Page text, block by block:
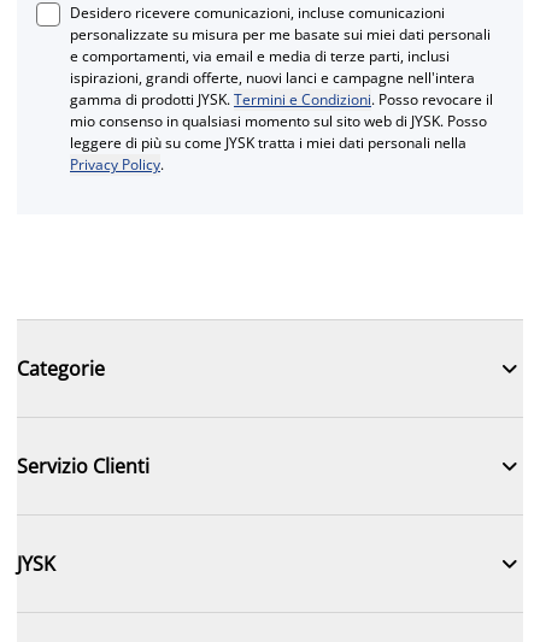
Desidero ricevere comunicazioni, incluse comunicazioni
personalizzate su misura per me basate sui miei dati personali
e comportamenti, via email e media di terze parti, inclusi
ispirazioni, grandi offerte, nuovi lanci e campagne nell'intera
gamma di prodotti JYSK.Termini e Condizioni. Posso revocare il
mio consenso in qualsiasi momento sul sito web di JYSK. Posso
leggere di più su come JYSK tratta i miei dati personali nella
Privacy Policy.
Categorie 
Servizio Clienti 
JYSK 